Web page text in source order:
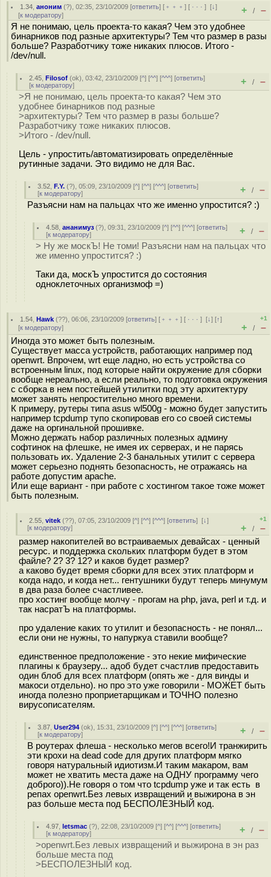
1.34 ,аноним (?), 02:35, 23/10/2009 [ответить] [ ﹢﹢﹢] [ · · ·][↓]
[к модератору] + / –
Я не понимаю, цель проекта-то какая? Чем это удобнее
бинарников под разные архитектуры? Тем что размер в разы
больше? Разработчику тоже никаких плюсов. Итого -
/dev/null.
2.45 ,Filosof (ok), 03:42, 23/10/2009 [^] [^^] [^^^] [ответить]
[к модератору] + / –
>Я не понимаю, цель проекта-то какая? Чем это
удобнее бинарников под разные
>архитектуры? Тем что размер в разы больше?
Разработчику тоже никаких плюсов.
>Итого - /dev/null.
Цель - упростить/автоматизировать определённые
рутинные задачи. Это видимо не для Вас.
3.52 ,F.Y. (?), 05:09, 23/10/2009 [^] [^^] [^^^] [ответить]
[к модератору] + / –
Разъясни нам на пальцах что же именно упростится? :)
4.58 ,ананимуз (?), 09:31, 23/10/2009 [^] [^^] [^^^] [ответить]
[к модератору] + / –
> Ну же москЪ! Не томи! Разъясни нам на пальцах что
же именно упростится? :)
Таки да, москЪ упростится до состояния
одноклеточных организмоф =)
1.54 ,Hawk (??), 06:06, 23/10/2009 [ответить] [ ﹢﹢﹢] [ · · ·][↓] [↑]
[к модератору]
+1
+ / –
Иногда это может быть полезным.
Существует масса устройств, работающих например под
openwrt. Впрочем, wrt еще ладно, но есть устройства со
встроенным linux, под которые найти окружение для сборки
вообще нереально, а если реально, то подготовка окружения
с сборка в нем постейшей утилитки под эту архитектуру
может занять непростительно много времени.
К примеру, рутеры типа asus wl500g - можно будет запустить
например tcpdump тупо скопировав его со своей системы
даже на оргинальной прошивке.
Можно держать набор различных полезных админу
софтинок на флешке, не имея их серверах, и не парясь
пользовать их. Удаление 2-3 банальных утилит с сервера
может серьезно поднять безопасность, не отражаясь на
работе допустим apache.
Или еще вариант - при работе с хостингом такое тоже может
быть полезным.
2.55 ,vitek (??), 07:05, 23/10/2009 [^] [^^] [^^^] [ответить][↓]
[к модератору]
+1
+ / –
размер накопителей во встраиваемых девайсах - ценный
ресурс. и поддержка скольких платформ будет в этом
файле? 2? 3? 12? и каков будет размер?
а каково будет время сборки для всех этих платформ и
когда надо, и когда нет... гентушники будут теперь минумум
в два раза более счастливее.
про хостинг вообще молчу - прогам на php, java, perl и т.д. и
так насратЪ на платформы.
про удаление каких то утилит и безопасность - не понял...
если они не нужны, то напуркуа ставили вообще?
единственное предположение - это некие мифические
плагины к браузеру... адоб будет счастлив предоставить
один блоб для всех платформ (опять же - для винды и
макоси отдельно). но про это уже говорили - МОЖЕТ быть
иногда полезно проприетарщикам и ТОЧНО полезно
вирусописателям.
3.87 ,User294 (ok), 15:31, 23/10/2009 [^] [^^] [^^^] [ответить]
[к модератору] + / –
В роутерах флеша - несколько мегов всего!И транжирить
эти крохи на dead code для других платформ мягко
говоря натуральный идиотизм.И таким макаром, вам
может не хватить места даже на ОДНУ программу чего
доброго)).Не говоря о том что tcpdump уже и так есть в
репах openwrt.Без левых извращений и выжирона в эн
раз больше места под БЕСПОЛЕЗНЫЙ код.
4.97 ,letsmac (?), 22:08, 23/10/2009 [^] [^^] [^^^] [ответить]
[к модератору] + / –
>openwrt.Без левых извращений и выжирона в эн раз
больше места под
>БЕСПОЛЕЗНЫЙ код.